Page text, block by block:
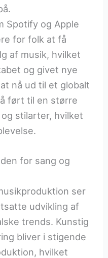
Spotify og Apple
for folk at få
af musik, hvilket
og givet nye
nå ud til et globalt
ført til en større
stilarter, hvilket
for sang og
ser
udvikling af
trends. Kunstig
bliver i stigende
hvilket